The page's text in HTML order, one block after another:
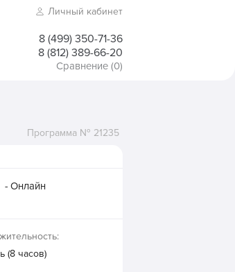
Личный кабинет
8 (499) 350-71-36
8 (812) 389-66-20
Сравнение (0)
Программа № 21235
- Онлайн
(8 часов)